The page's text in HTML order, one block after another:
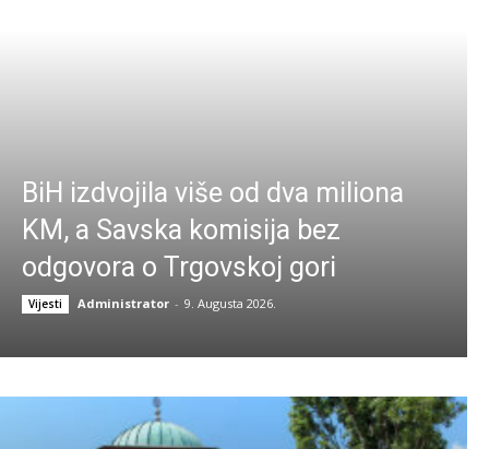
BiH izdvojila više od dva miliona
KM, a Savska komisija bez
odgovora o Trgovskoj gori
Vijesti Administrator - 9. Augusta 2026.